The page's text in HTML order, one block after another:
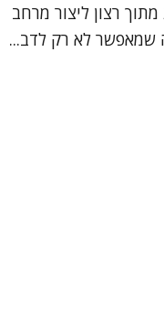
רצון ליצור מרחב
שמאפשר לא רק לדב...